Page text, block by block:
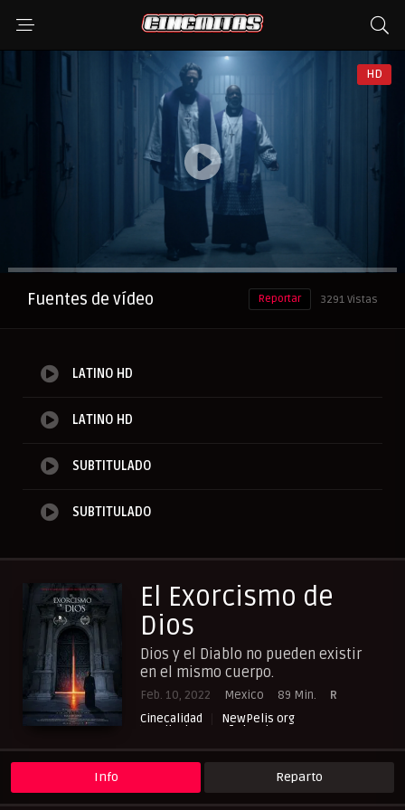
HD
Anuncio
Fuentes de vídeo 3291 Vistas
Reportar
LATINO HD
LATINO HD
SUBTITULADO
SUBTITULADO
El Exorcismo de
Dios
Dios y el Diablo no pueden existir
en el mismo cuerpo.
Feb. 10, 2022 Mexico 89 Min.
R
Cinecalidad
NewPelis org
Peliculas Español Latino
Pelishouse
Pelismart
RepelisHD.TV
Terror UltraPelisHD
Info Reparto